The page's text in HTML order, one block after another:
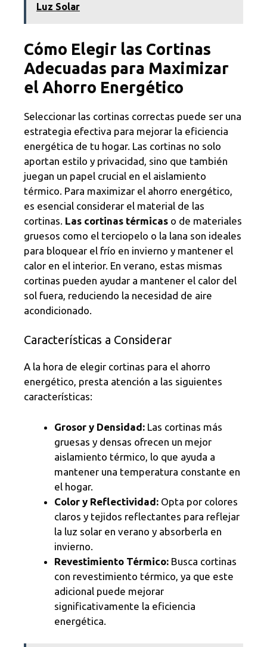
Luz Solar
Cómo Elegir las Cortinas
Adecuadas para Maximizar
el Ahorro Energético
Seleccionar las cortinas correctas puede ser una
estrategia efectiva para mejorar la eficiencia
energética de tu hogar. Las cortinas no solo
aportan estilo y privacidad, sino que también
juegan un papel crucial en el aislamiento
térmico. Para maximizar el ahorro energético,
es esencial considerar el material de las
cortinas. Las cortinas térmicas o de materiales
gruesos como el terciopelo o la lana son ideales
para bloquear el frío en invierno y mantener el
calor en el interior. En verano, estas mismas
cortinas pueden ayudar a mantener el calor del
sol fuera, reduciendo la necesidad de aire
acondicionado.
Características a Considerar
A la hora de elegir cortinas para el ahorro
energético, presta atención a las siguientes
características:
Grosor y Densidad: Las cortinas más
gruesas y densas ofrecen un mejor
aislamiento térmico, lo que ayuda a
mantener una temperatura constante en
el hogar.
Color y Reflectividad: Opta por colores
claros y tejidos reflectantes para reflejar
la luz solar en verano y absorberla en
invierno.
Revestimiento Térmico: Busca cortinas
con revestimiento térmico, ya que este
adicional puede mejorar
significativamente la eficiencia
energética.